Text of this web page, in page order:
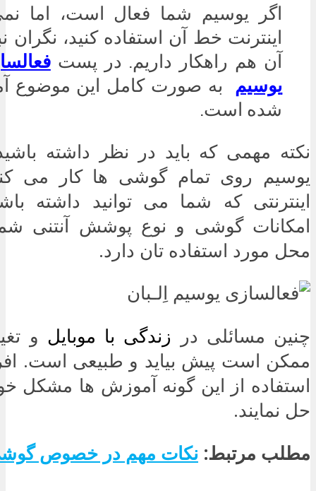
اگر یوسیم شما فعال است، اما
اینترنت خط آن استفاده کنید، نگران
آن هم راهکار داریم. در پست
یوسیم به صورت کامل این موضوع
شده است.
نکته مهمی که باید در نظر داشته
یوسیم روی تمام گوشی ها کار می
اینترنتی که شما می توانید داشته
امکانات گوشی و نوع پوشش آنتنی
محل مورد استفاده تان دارد.
چنین مسائلی در زندگی با موبایل و
ممکن است پیش بیاید و طبیعی است.
استفاده از این گونه آموزش ها مشکل
حل نمایند.
مطلب مرتبط: نکات مهم در خصوص